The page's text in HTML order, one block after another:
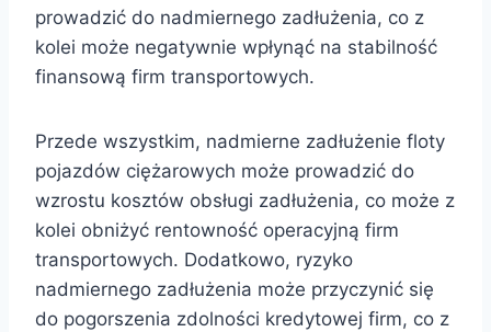
prowadzić do nadmiernego zadłużenia, co z
kolei może negatywnie wpłynąć na stabilność
finansową firm transportowych.
Przede wszystkim, nadmierne zadłużenie floty
pojazdów ciężarowych może prowadzić do
wzrostu kosztów obsługi zadłużenia, co może z
kolei obniżyć rentowność operacyjną firm
transportowych. Dodatkowo, ryzyko
nadmiernego zadłużenia może przyczynić się
do pogorszenia zdolności kredytowej firm, co z